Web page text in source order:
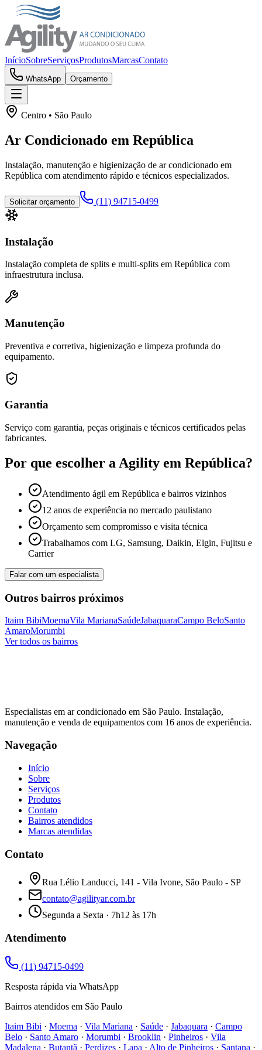
InícioSobreServiçosProdutosMarcasContato
WhatsApp Orçamento
Centro • São Paulo
Ar Condicionado em República
Instalação, manutenção e higienização de ar condicionado em
República com atendimento rápido e técnicos especializados.
Solicitar orçamento (11) 94715-0499
Instalação
Instalação completa de splits e multi-splits em República com
infraestrutura inclusa.
Manutenção
Preventiva e corretiva, higienização e limpeza profunda do
equipamento.
Garantia
Serviço com garantia, peças originais e técnicos certificados pelas
fabricantes.
Por que escolher a Agility em República?
Atendimento ágil em República e bairros vizinhos
12 anos de experiência no mercado paulistano
Orçamento sem compromisso e visita técnica
Trabalhamos com LG, Samsung, Daikin, Elgin, Fujitsu e
Carrier
Falar com um especialista
Outros bairros próximos
Itaim BibiMoemaVila MarianaSaúdeJabaquaraCampo BeloSanto
AmaroMorumbi
Ver todos os bairros
Especialistas em ar condicionado em São Paulo. Instalação,
manutenção e venda de equipamentos com 16 anos de experiência.
Navegação
Início
Sobre
Serviços
Produtos
Contato
Bairros atendidos
Marcas atendidas
Contato
Rua Lélio Landucci, 141 - Vila Ivone, São Paulo - SP
contato@agilityar.com.br
Segunda a Sexta · 7h12 às 17h
Atendimento
(11) 94715-0499
Resposta rápida via WhatsApp
Bairros atendidos em São Paulo
Itaim Bibi · Moema · Vila Mariana · Saúde · Jabaquara · Campo
Belo · Santo Amaro · Morumbi · Brooklin · Pinheiros · Vila
Madalena · Butantã · Perdizes · Lapa · Alto de Pinheiros · Santana ·